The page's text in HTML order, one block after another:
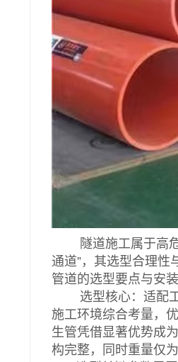
隧道施工属于高危
通道”，其选型合理性
管道的选型要点与安
选型核心：适配工
施工环境综合考量，
生管凭借显著优势成
构完整，同时重量仅